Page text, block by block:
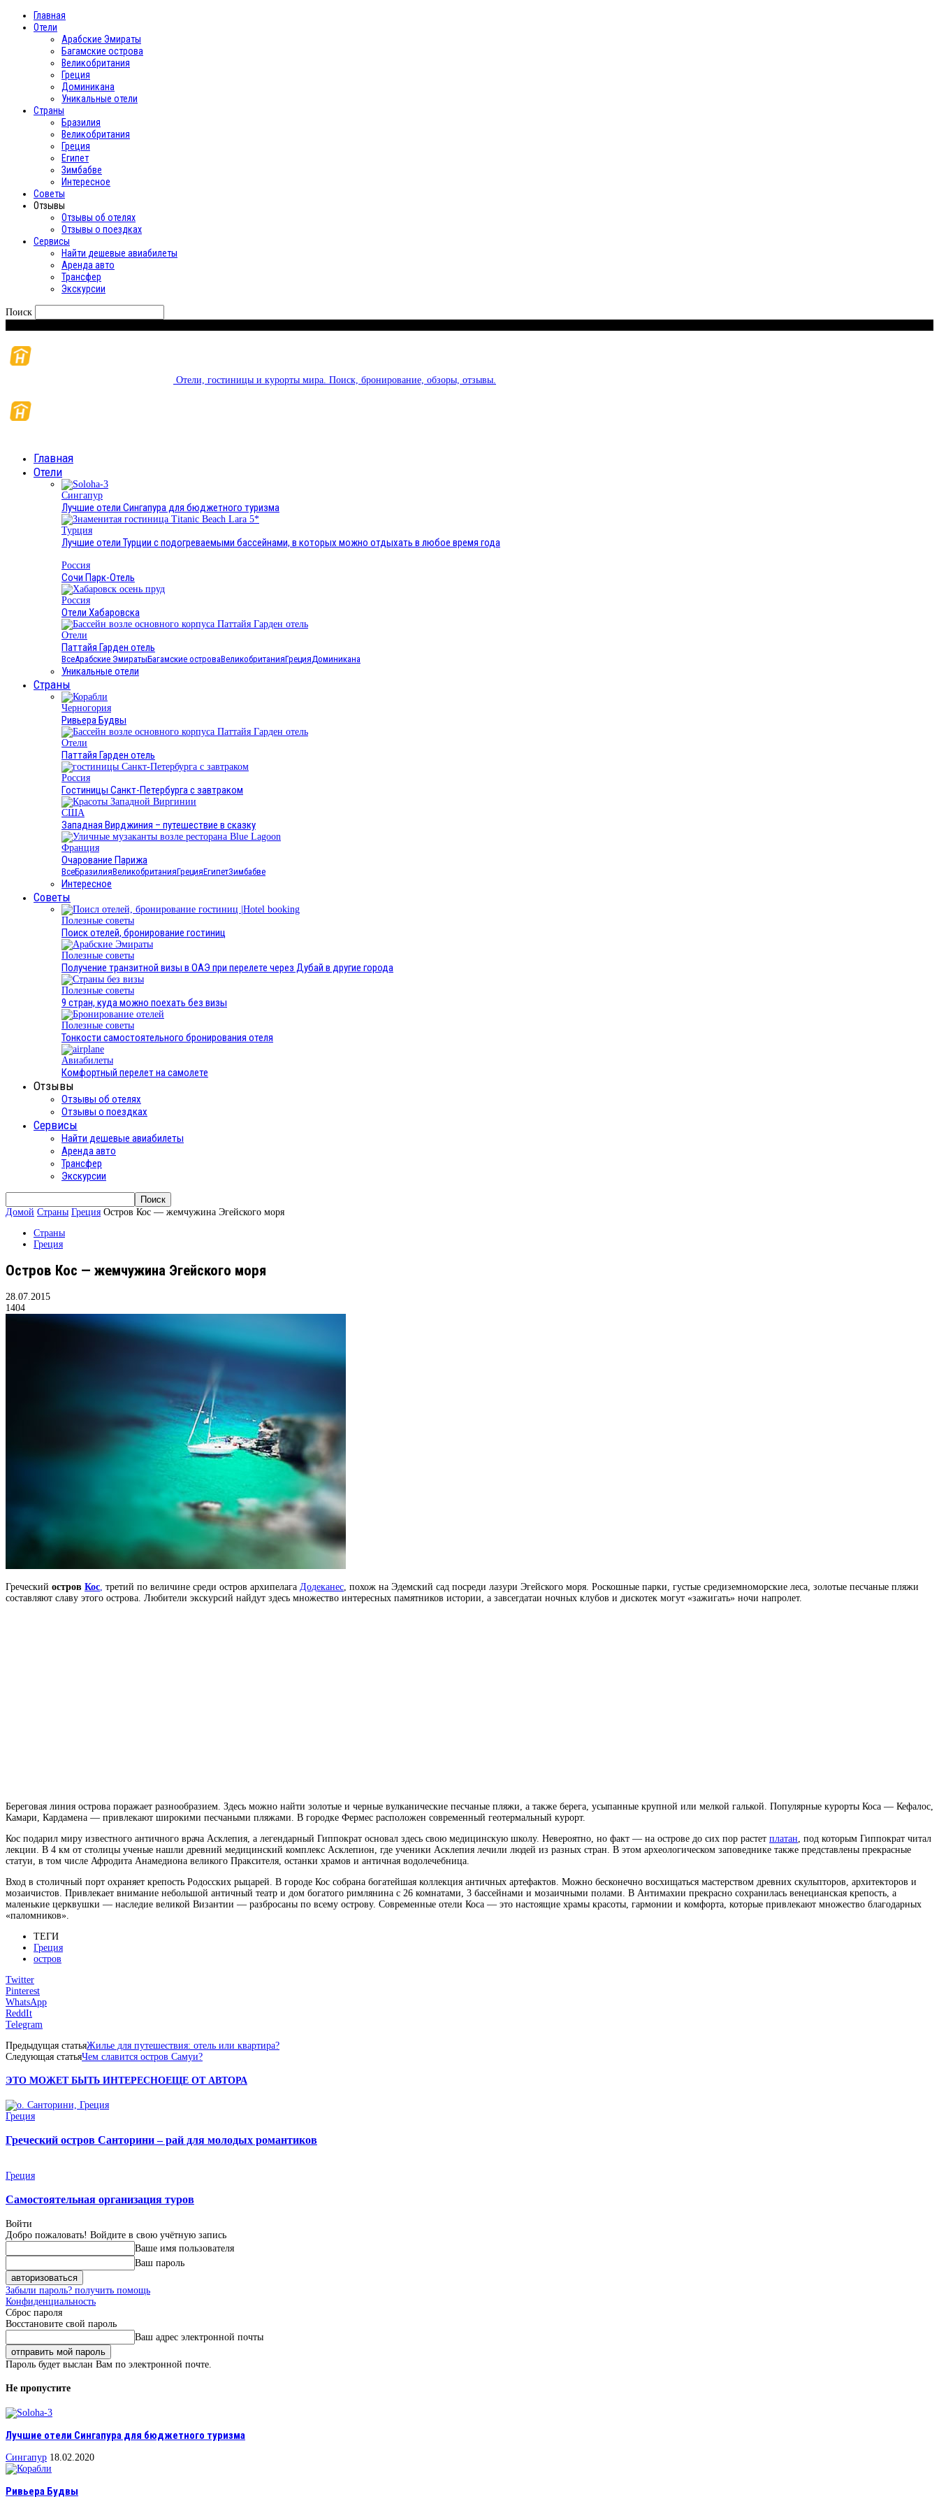
Главная
Отели
Арабские Эмираты
Багамские острова
Великобритания
Греция
Доминикана
Уникальные отели
Страны
Бразилия
Великобритания
Греция
Египет
Зимбабве
Интересное
Cоветы
Отзывы
Отзывы об отелях
Отзывы о поездках
Сервисы
Найти дешевые авиабилеты
Аренда авто
Трансфер
Экскурсии
Поиск
Отели, гостиницы и курорты мира. Поиск, бронирование, обзоры, отзывы.
Главная
Отели
Сингапур
Лучшие отели Сингапура для бюджетного туризма
Турция
Лучшие отели Турции с подогреваемыми бассейнами, в которых можно отдыхать в любое время года
Россия
Сочи Парк-Отель
Россия
Отели Хабаровска
Отели
Паттайя Гарден отель
ВсеАрабские ЭмиратыБагамские островаВеликобританияГрецияДоминикана
Уникальные отели
Страны
Черногория
Ривьера Будвы
Отели
Паттайя Гарден отель
Россия
Гостиницы Санкт-Петербурга с завтраком
США
Западная Вирджиния – путешествие в сказку
Франция
Очарование Парижа
ВсеБразилияВеликобританияГрецияЕгипетЗимбабве
Интересное
Cоветы
Полезные советы
Поиск отелей, бронирование гостиниц
Полезные советы
Получение транзитной визы в ОАЭ при перелете через Дубай в другие города
Полезные советы
9 стран, куда можно поехать без визы
Полезные советы
Тонкости самостоятельного бронирования отеля
Авиабилеты
Комфортный перелет на самолете
Отзывы
Отзывы об отелях
Отзывы о поездках
Сервисы
Найти дешевые авиабилеты
Аренда авто
Трансфер
Экскурсии
Домой Страны Греция Остров Кос — жемчужина Эгейского моря
Страны
Греция
Остров Кос — жемчужина Эгейского моря
28.07.2015
1404
Греческий остров Кос третий по величине среди остров архипелага Додеканес , похож на Эдемский сад посреди лазури Эгейского моря. Роскошные парки, густые средиземноморские леса, золотые песчаные пляжи
составляют славу этого острова. Любители экскурсий найдут здесь множество интересных памятников истории, а завсегдатаи ночных клубов и дискотек могут «зажигать» ночи напролет.
Береговая линия острова поражает разнообразием. Здесь можно найти золотые и черные вулканические песчаные пляжи, а также берега, усыпанные крупной или мелкой галькой. Популярные курорты Коса — Кефалос,
Камари, Кардамена — привлекают широкими песчаными пляжами. В городке Фермес расположен современный геотермальный курорт.
Кос подарил миру известного античного врача Асклепия, а легендарный Гиппократ основал здесь свою медицинскую школу. Невероятно, но факт — на острове до сих пор растет платан , под которым Гиппократ читал
лекции. В 4 км от столицы ученые нашли древний медицинский комплекс Асклепион, где ученики Асклепия лечили людей из разных стран. В этом археологическом заповеднике также представлены прекрасные
статуи, в том числе Афродита Анамедиона великого Праксителя, останки храмов и античная водолечебница.
Вход в столичный порт охраняет крепость Родосских рыцарей. В городе Кос собрана богатейшая коллекция античных артефактов. Можно бесконечно восхищаться мастерством древних скульпторов, архитекторов и
мозаичистов. Привлекает внимание небольшой античный театр и дом богатого римлянина с 26 комнатами, 3 бассейнами и мозаичными полами. В Антимахии прекрасно сохранилась венецианская крепость, а
маленькие церквушки — наследие великой Византии — разбросаны по всему острову. Современные отели Коса — это настоящие храмы красоты, гармонии и комфорта, которые привлекают множество благодарных
«паломников».
ТЕГИ
Греция
остров
Twitter
Pinterest
WhatsApp
ReddIt
Telegram
Предыдущая статьяЖилье для путешествия: отель или квартира?
Следующая статьяЧем славится остров Самуи?
ЭТО МОЖЕТ БЫТЬ ИНТЕРЕСНОЕЩЕ ОТ АВТОРА
Греция
Греческий остров Санторини – рай для молодых романтиков
Греция
Самостоятельная организация туров
Войти
Добро пожаловать! Войдите в свою учётную запись
Ваше имя пользователя
Ваш пароль
Забыли пароль? получить помощь
Конфиденциальность
Сброс пароля
Восстановите свой пароль
Ваш адрес электронной почты
Пароль будет выслан Вам по электронной почте.
Не пропустите
Лучшие отели Сингапура для бюджетного туризма
Сингапур 18.02.2020
Ривьера Будвы